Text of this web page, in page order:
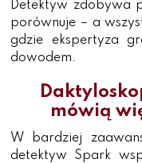
Detektyw zdobywa
porównuje – a
gdzie ekspertyza
dowodem.
mówią
W bardziej
detektyw Spark